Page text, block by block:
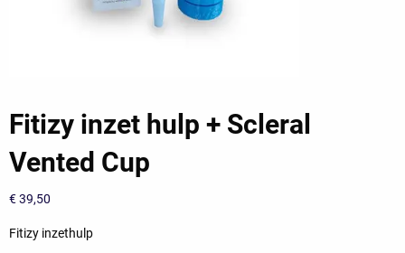
Fitizy inzet hulp + Scleral
Vented Cup
€39,50
Fitizy inzethulp